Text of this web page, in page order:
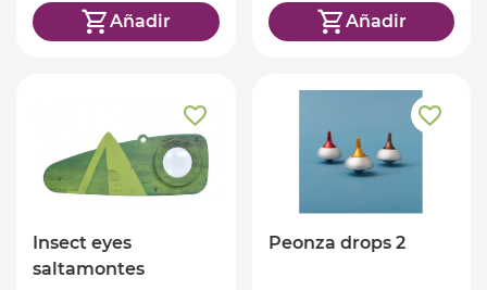
Añadir Añadir
Insect eyes
saltamontes
Peonza drops 2